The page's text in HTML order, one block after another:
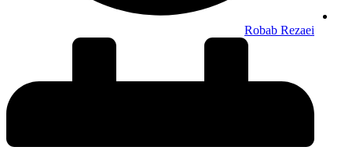
Robab Rezaei